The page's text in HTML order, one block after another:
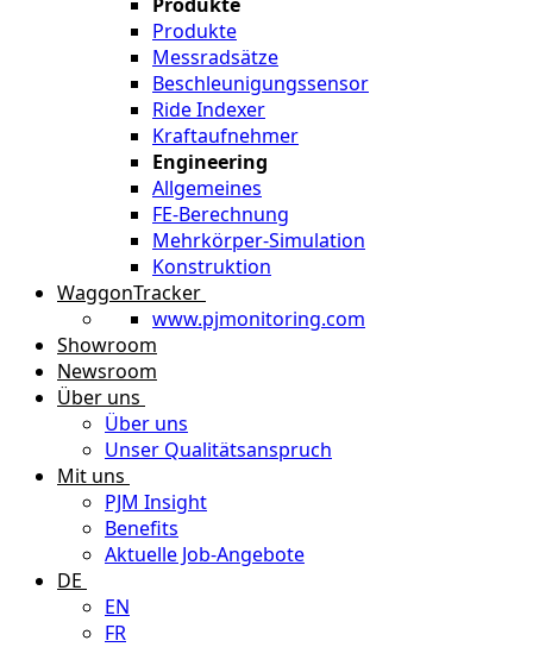
Produkte
Messradsätze
Beschleunigungssensor
Ride Indexer
Kraftaufnehmer
Engineering
Allgemeines
FE-Berechnung
Mehrkörper-Simulation
Konstruktion
WaggonTracker
www.pjmonitoring.com
Showroom
Newsroom
Über uns
Über uns
Unser Qualitätsanspruch
Mit uns
PJM Insight
Benefits
Aktuelle Job-Angebote
DE
EN
FR